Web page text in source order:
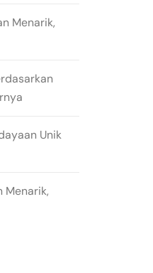
Menarik,
Unik
Menarik,